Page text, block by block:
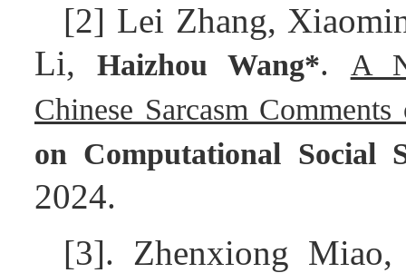
[2] Lei Zhang,
Li, Haizhou Wang*.
A
Chinese Sarcasm
on Computational Social
2024.
[3]. Zhenxiong